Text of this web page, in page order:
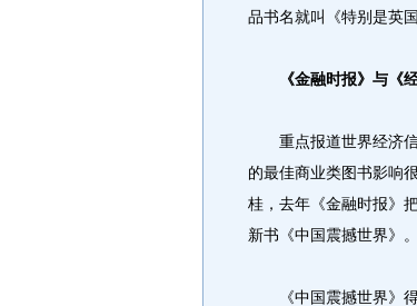
品书名就叫《特别是英国
《金融时报》与《
重点报道世界经济信
的最佳商业类图书影响
桂，去年《金融时报》
新书《中国震撼世界》。
《中国震撼世界》得